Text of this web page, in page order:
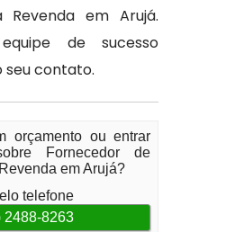
Revenda em Arujá.
de sucesso
seu contato.
orçamento ou entrar
Fornecedor de
em Arujá?
telefone
2488-8263